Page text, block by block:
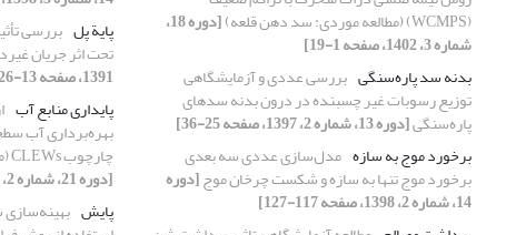
(WCMPS) (مطالعه موردی: سد دهن قلعه) [دوره 18،
شماره 3، 1402، صفحه 1-19]
بدنه سد پاره‌سنگی بررسی عددی و آزمایشگاهی
توزیع رسوبات غیر چسبنده در درون بدنه سدهای
پاره‌سنگی[دوره 13، شماره 2، 1397، صفحه 25-36]
برخورد موج به سازه مدل‌سازی عددی سه بعدی
برخورد موج تنها به سازه و شکست چرخان موج[دوره
14، شماره 2، 1398، صفحه 117-127]
پایة پل بررسی
تحت اثر جریان
1391، صفحه 13-26]
پایداری منابع آب
بهره‌برداری آب
چارچوب CLEWs (مطالعه موردی: شبکه آبیاری قزوین)
[دوره 21، شماره 2، 1405، صفحه 53-78]
پایش بهینه‌سازی